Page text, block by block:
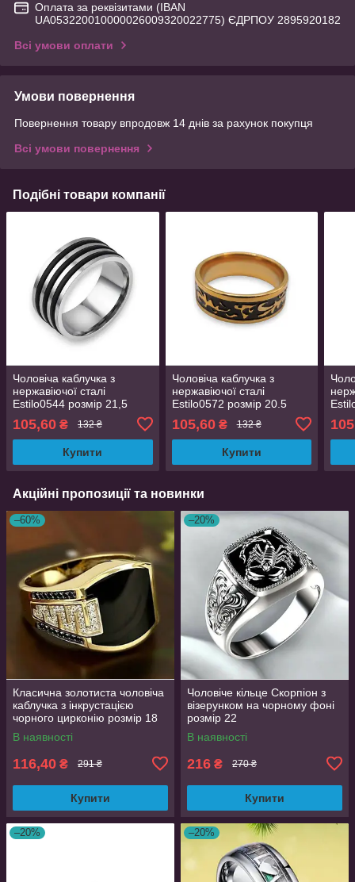
Оплата за реквізитами (IBAN
UA053220010000026009320022775) ЄДРПОУ 2895920182
Всі умови оплати
Умови повернення
Повернення товару впродовж 14 днів за рахунок покупця
Всі умови повернення
Подібні товари компанії
Чоловіча каблучка з
нержавіючої сталі
Estilo0544 розмір 21,5
105,60 ₴ 132 ₴
Купити
Чоловіча каблучка з
нержавіючої сталі
Estilo0572 розмір 20.5
105,60₴ 132 ₴
Купити
Акційні пропозиції та новинки
–60%
Класична золотиста чоловіча
каблучка з інкрустацією
чорного цирконію розмір 18
AurumLux193
В наявності
116,40 ₴ 291 ₴
Купити
–20%
Чоловіче кільце Скорпіон з
візерунком на чорному фоні
розмір 22
В наявності
216 ₴ 270 ₴
Купити
–20% –20%